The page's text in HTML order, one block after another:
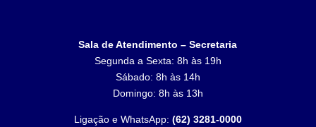
Sala de Atendimento – Secretaria
Segunda a Sexta: 8h às 19h
Sábado: 8h às 14h
Domingo: 8h às 13h
Ligação e WhatsApp: (62) 3281-0000